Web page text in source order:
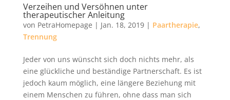
Verzeihen und Versöhnen unter
therapeutischer Anleitung
von PetraHomepage | Jan. 18, 2019| Paartherapie,
Trennung
Jeder von uns wünscht sich doch nichts mehr, als
eine glückliche und beständige Partnerschaft. Es ist
jedoch kaum möglich, eine längere Beziehung mit
einem Menschen zu führen, ohne dass man sich